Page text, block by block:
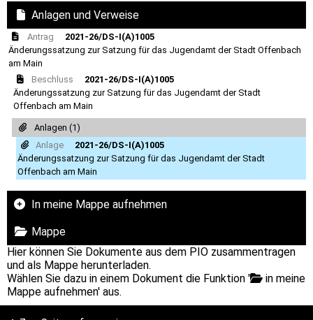
Anlagen und Verweise
Antrag
2021-26/DS-I(A)1005
Änderungssatzung zur Satzung für das Jugendamt der Stadt Offenbach
am Main
Beschluss
2021-26/DS-I(A)1005
Änderungssatzung zur Satzung für das Jugendamt der Stadt
Offenbach am Main
Anlagen (1)
Anlage
2021-26/DS-I(A)1005
Änderungssatzung zur Satzung für das Jugendamt der Stadt
Offenbach am Main
In meine Mappe aufnehmen
Mappe
Hier können Sie Dokumente aus dem PIO zusammentragen
und als Mappe herunterladen.
Wählen Sie dazu in einem Dokument die Funktion '
in meine
Mappe aufnehmen' aus.